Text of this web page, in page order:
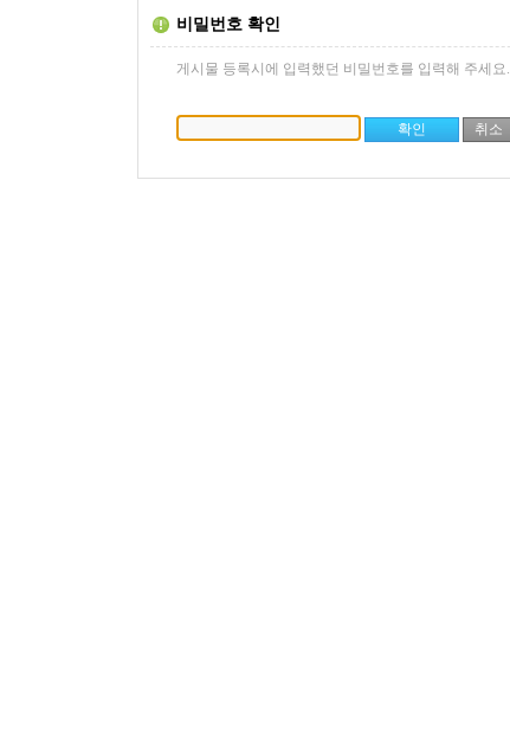
비밀번호 확인
게시물 등록시에 입력했던 비밀번호를 입력해 주세요.